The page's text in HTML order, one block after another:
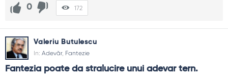
0 172
Valeriu Butulescu
In: Adevăr, Fantezie
Fantezia poate da stralucire unui adevar tern.